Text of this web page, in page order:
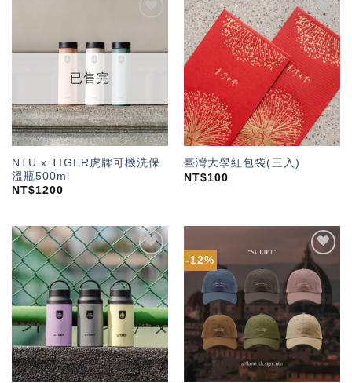
望輕
已售完
NTU x TIGER虎牌可機洗保
溫瓶500ml
NT$1200
加入
「願
望輕
單」
臺灣大學紅包袋(三入)
NT$100
加入
「願
望輕
單」
-12%
加入
「願
望輕
單」